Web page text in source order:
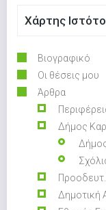
Χάρτης
Βιογραφικό
Οι θέσεις μου
Άρθρα
Δήμος
Δημοτική